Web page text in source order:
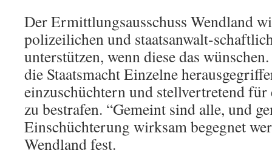
Der Ermittlungsausschuss Wendland
polizeilichen und staatsanwalt-
unterstützen, wenn diese das
die Staatsmacht Einzelne
einzuschüchtern und stellvertretend für
zu bestrafen. “Gemeint sind alle, und
Einschüchterung wirksam begegnet
Wendland fest.